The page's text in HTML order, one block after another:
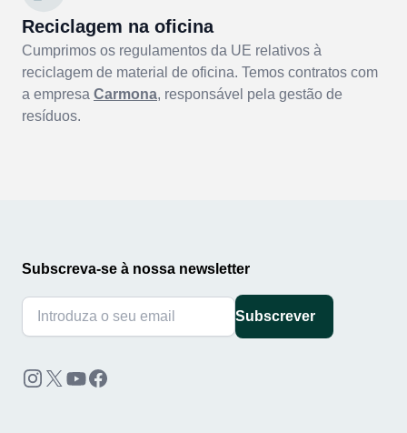
Reciclagem na oficina
Cumprimos os regulamentos da UE relativos à
reciclagem de material de oficina. Temos contratos com
a empresa Carmona, responsável pela gestão de
resíduos.
Subscreva-se à nossa newsletter
Subscrever